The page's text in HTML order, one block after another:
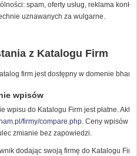
spam, oferty usług, reklama
uznawanych za wulgarne.
z Katalogu Firm
firm jest dostępny w domenie
wpisów
wpisu do Katalogu Firm jest płatne.
firmy/compare.php. Ceny wpisów
zmianie bez zapowiedzi.
dodając swoją firmę do Katalogu